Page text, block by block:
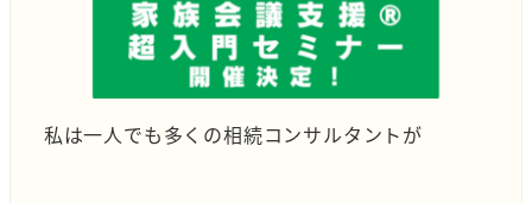
私は一人でも多くの相続コンサルタントが